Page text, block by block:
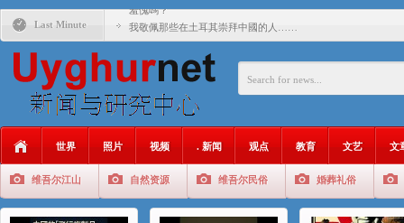
Last Minute
羞愧嗎？
我敬佩那些在土耳其崇拜中國的人……
基辛格与中国：50 年的爱与背叛
年的百年關係
大一统情结使魏京生失去理智 / 伊利夏提
伊利夏提：在自责与内疚中的挣扎
伊利夏提：消失在集中营的红衣女孩
世界 照片 视频 . 新闻 观点 教育 文艺 文
维吾尔江山 自然资源 维吾尔民俗 婚葬礼俗